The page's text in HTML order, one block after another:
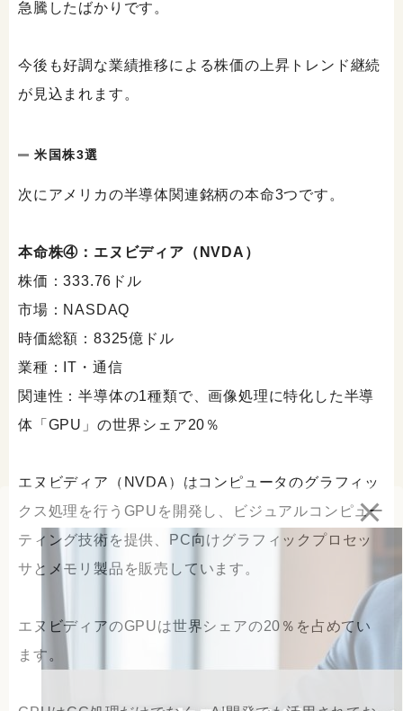
急騰したばかりです。
今後も好調な業績推移による株価の上昇トレンド継続
が見込まれます。
米国株3選
次にアメリカの半導体関連銘柄の本命3つです。
本命株④：エヌビディア（NVDA）
株価：333.76ドル
市場：NASDAQ
時価総額：8325億ドル
業種：IT・通信
関連性：半導体の1種類で、画像処理に特化した半導
体「GPU」の世界シェア20％
エヌビディア（NVDA）はコンピュータのグラフィッ
クス処理を行うGPUを開発し、ビジュアルコンピュー
ティング技術を提供、PC向けグラフィックプロセッ
サとメモリ製品を販売しています。
エヌビディアのGPUは世界シェアの20％を占めてい
ます。